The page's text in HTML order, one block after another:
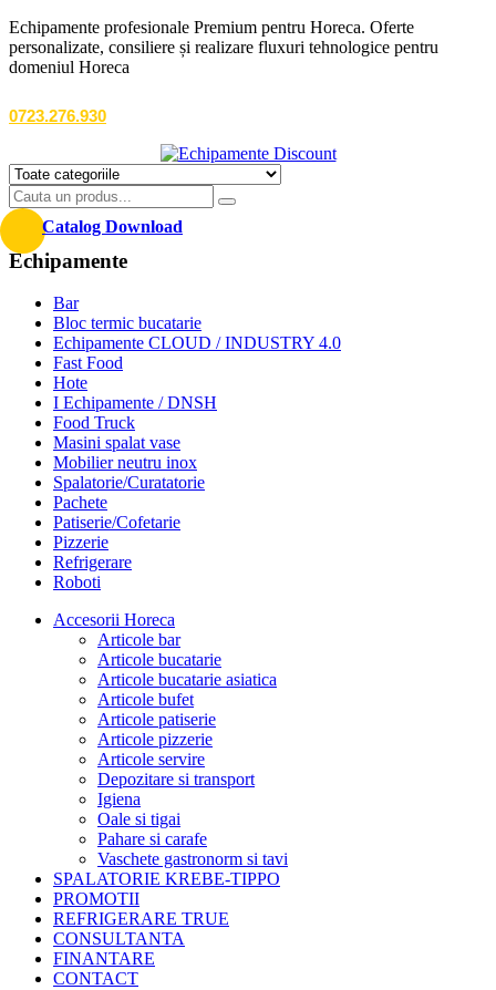
Echipamente profesionale Premium pentru Horeca. Oferte
personalizate, consiliere și realizare fluxuri tehnologice pentru
domeniul Horeca
0723.276.930
Catalog Download
Echipamente
Bar
Bloc termic bucatarie
Echipamente CLOUD / INDUSTRY 4.0
Fast Food
Hote
I Echipamente / DNSH
Food Truck
Masini spalat vase
Mobilier neutru inox
Spalatorie/Curatatorie
Pachete
Patiserie/Cofetarie
Pizzerie
Refrigerare
Roboti
Accesorii Horeca
Articole bar
Articole bucatarie
Articole bucatarie asiatica
Articole bufet
Articole patiserie
Articole pizzerie
Articole servire
Depozitare si transport
Igiena
Oale si tigai
Pahare si carafe
Vaschete gastronorm si tavi
SPALATORIE KREBE-TIPPO
PROMOTII
REFRIGERARE TRUE
CONSULTANTA
FINANTARE
CONTACT